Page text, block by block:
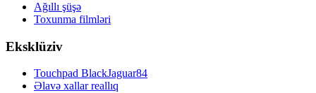
Ağıllı şüşə
Toxunma filmləri
Eksklüziv
Touchpad BlackJaguar84
Əlavə xallar reallıq